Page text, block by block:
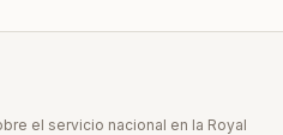
el servicio nacional en la Royal